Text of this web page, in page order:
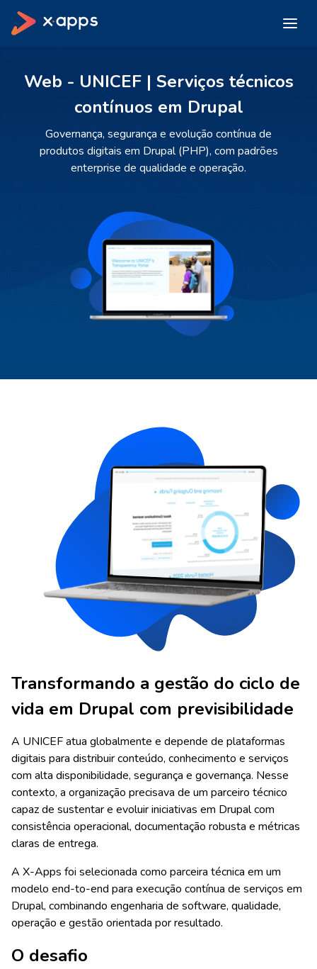
Web - UNICEF | Serviços técnicos
contínuos em Drupal
Governança, segurança e evolução contínua de
produtos digitais em Drupal (PHP), com padrões
enterprise de qualidade e operação.
Transformando a gestão do ciclo de
vida em Drupal com previsibilidade
A UNICEF atua globalmente e depende de plataformas
digitais para distribuir conteúdo, conhecimento e serviços
com alta disponibilidade, segurança e governança. Nesse
contexto, a organização precisava de um parceiro técnico
capaz de sustentar e evoluir iniciativas em Drupal com
consistência operacional, documentação robusta e métricas
claras de entrega.
A X-Apps foi selecionada como parceira técnica em um
modelo end-to-end para execução contínua de serviços em
Drupal, combinando engenharia de software, qualidade,
operação e gestão orientada por resultado.
O desafio